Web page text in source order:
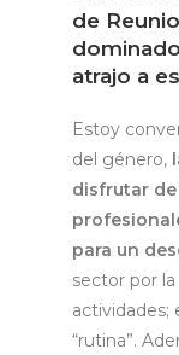
de
atrajo a
Estoy
del género,
disfrutar
para un
sector por
actividades;
“rutina”.